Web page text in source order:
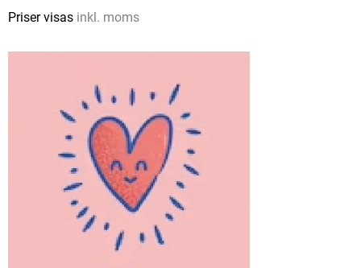
Priser visas inkl. moms